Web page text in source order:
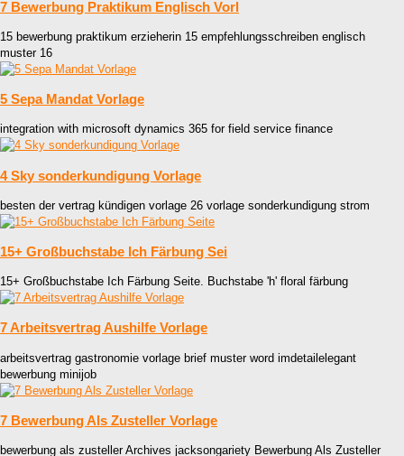
7 Bewerbung Praktikum Englisch Vorl
15 bewerbung praktikum erzieherin 15 empfehlungsschreiben englisch
muster 16
5 Sepa Mandat Vorlage
integration with microsoft dynamics 365 for field service finance
4 Sky sonderkundigung Vorlage
besten der vertrag kündigen vorlage 26 vorlage sonderkundigung strom
15+ Großbuchstabe Ich Färbung Sei
15+ Großbuchstabe Ich Färbung Seite. Buchstabe 'h' floral färbung
7 Arbeitsvertrag Aushilfe Vorlage
arbeitsvertrag gastronomie vorlage brief muster word imdetailelegant
bewerbung minijob
7 Bewerbung Als Zusteller Vorlage
bewerbung als zusteller Archives jacksongariety Bewerbung Als Zusteller